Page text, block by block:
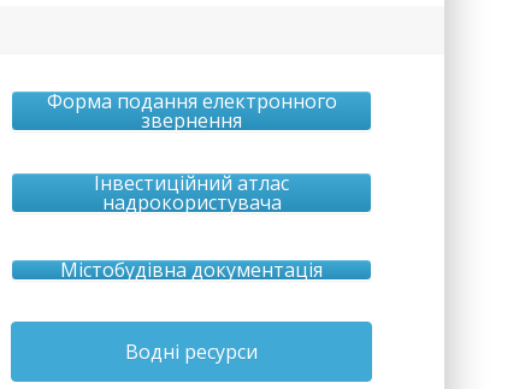
Форма подання електронного
звернення
Інвестиційний атлас
надрокористувача
Містобудівна документація
Водні ресурси